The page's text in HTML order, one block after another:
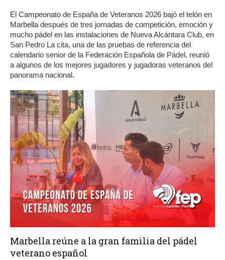
El Campeonato de España de Veteranos 2026 bajó el telón en
Marbella después de tres jornadas de competición, emoción y
mucho pádel en las instalaciones de Nueva Alcántara Club, en
San Pedro La cita, una de las pruebas de referencia del
calendario senior de la Federación Española de Pádel, reunió
a algunos de los mejores jugadores y jugadoras veteranos del
panorama nacional.
Marbella reúne a la gran familia del pádel
veterano español